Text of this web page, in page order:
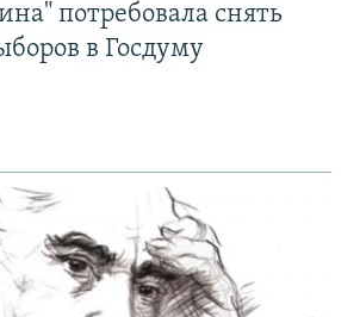
потребовала снять
в Госдуму